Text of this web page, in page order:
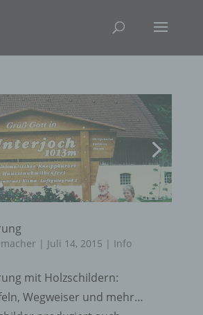
| Juli 14, 2015 | Info
mit Holzschildern:
Wegweiser und mehr…